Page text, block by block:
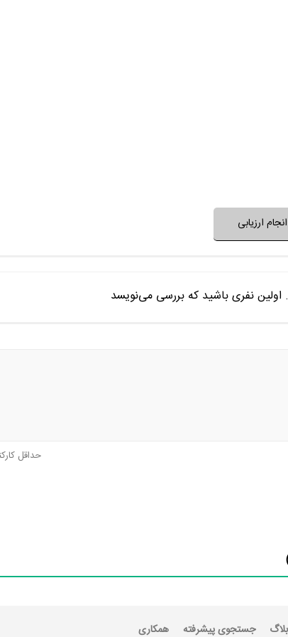
انجام ارزیابی
اولین نفری باشید که بررسی می‌نویسد
حداقل
بلاگ جستجوی پیشرفته همکاری